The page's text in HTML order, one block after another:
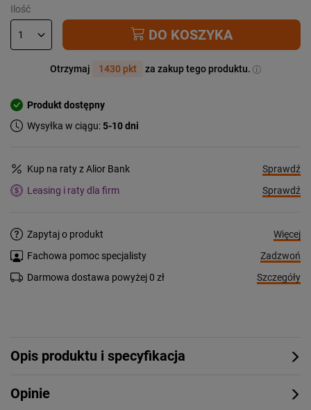
Ilość
DO KOSZYKA
Otrzymaj 1430 pkt za zakup tego produktu.
Produkt dostępny
Wysyłka w ciągu:5-10 dni
Kup na raty z Alior Bank
Sprawdź
Leasing i raty dla firm
Sprawdź
Zapytaj o produkt
Więcej
Fachowa pomoc specjalisty
Zadzwoń
Darmowa dostawa powyżej 0 zł
Szczegóły
Opis produktu i specyfikacja
Opinie